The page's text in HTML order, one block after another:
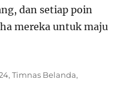
dan setiap poin
mereka untuk maju
,Timnas Belanda,